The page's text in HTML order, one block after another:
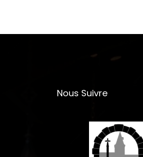
Nous Suivre